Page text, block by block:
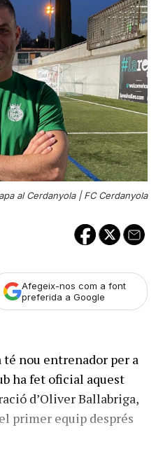
al Cerdanyola |FC Cerdanyola
Afegeix-nos com a font
preferida a Google
té nou entrenador per a
ha fet oficial aquest
d’Oliver Ballabriga,
primer equip després